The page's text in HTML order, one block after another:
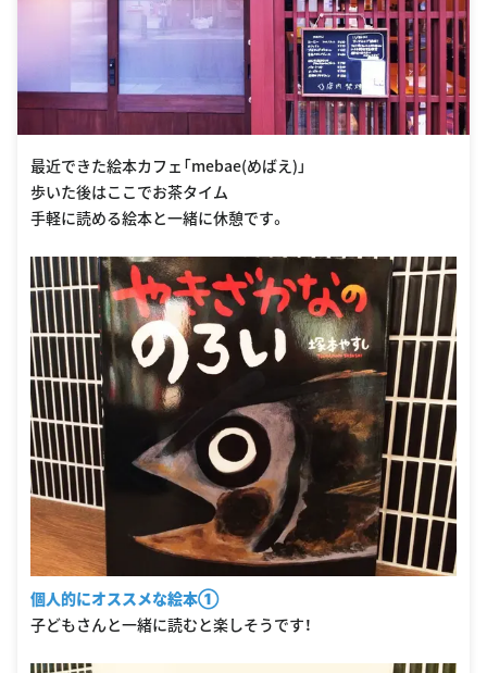
最近できた絵本カフェ「mebae(めばえ)」
歩いた後はここでお茶タイム
手軽に読める絵本と一緒に休憩です。
個人的にオススメな絵本①
子どもさんと一緒に読むと楽しそうです！